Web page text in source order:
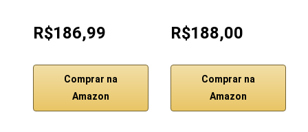
R$186,99
Comprar na
Amazon
R$188,00
Comprar na
Amazon